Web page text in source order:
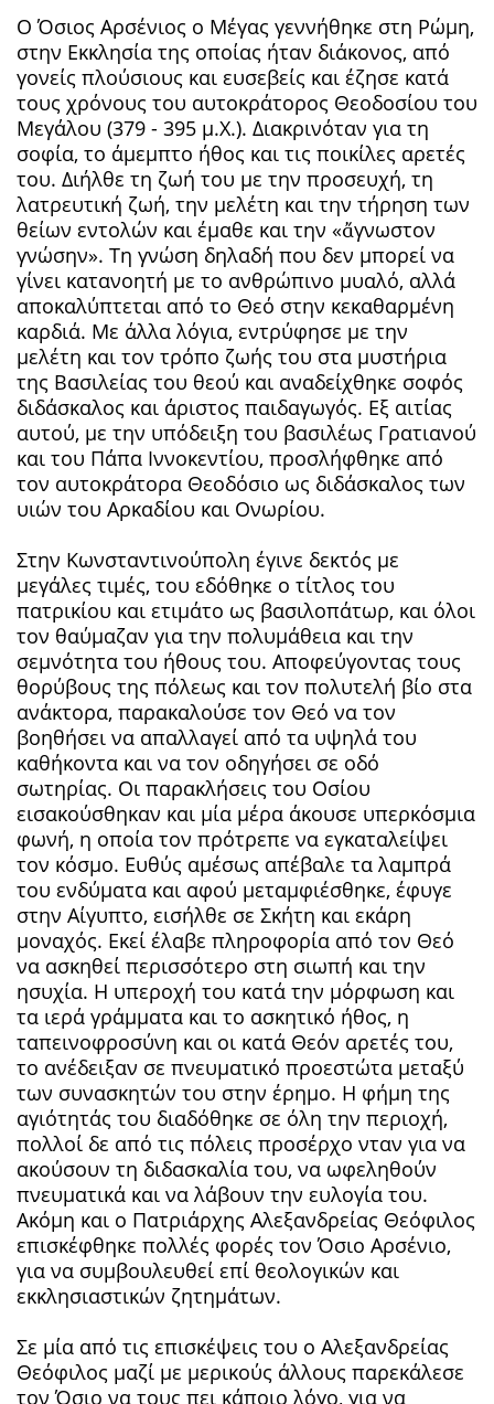
Ο Όσιος Αρσένιος ο Μέγας γεννήθηκε στη Ρώμη,
στην Εκκλησία της οποίας ήταν διάκονος, από
γονείς πλούσιους και ευσεβείς και έζησε κατά
τους χρόνους του αυτοκράτορος Θεοδοσίου του
Μεγάλου (379 - 395 μ.Χ.). Διακρινόταν για τη
σοφία, το άμεμπτο ήθος και τις ποικίλες αρετές
του. Διήλθε τη ζωή του με την προσευχή, τη
λατρευτική ζωή, την μελέτη και την τήρηση των
θείων εντολών και έμαθε και την «ἄγνωστον
γνώσην». Τη γνώση δηλαδή που δεν μπορεί να
γίνει κατανοητή με το ανθρώπινο μυαλό, αλλά
αποκαλύπτεται από το Θεό στην κεκαθαρμένη
καρδιά. Με άλλα λόγια, εντρύφησε με την
μελέτη και τον τρόπο ζωής του στα μυστήρια
της Βασιλείας του θεού και αναδείχθηκε σοφός
διδάσκαλος και άριστος παιδαγωγός. Εξ αιτίας
αυτού, με την υπόδειξη του βασιλέως Γρατιανού
και του Πάπα Ιννοκεντίου, προσλήφθηκε από
τον αυτοκράτορα Θεοδόσιο ως διδάσκαλος των
υιών του Αρκαδίου και Ονωρίου.
Στην Κωνσταντινούπολη έγινε δεκτός με
μεγάλες τιμές, του εδόθηκε ο τίτλος του
πατρικίου και ετιμάτο ως βασιλοπάτωρ, και όλοι
τον θαύμαζαν για την πολυμάθεια και την
σεμνότητα του ήθους του. Αποφεύγοντας τους
θορύβους της πόλεως και τον πολυτελή βίο στα
ανάκτορα, παρακαλούσε τον Θεό να τον
βοηθήσει να απαλλαγεί από τα υψηλά του
καθήκοντα και να τον οδηγήσει σε οδό
σωτηρίας. Οι παρακλήσεις του Οσίου
εισακούσθηκαν και μία μέρα άκουσε υπερκόσμια
φωνή, η οποία τον πρότρεπε να εγκαταλείψει
τον κόσμο. Ευθύς αμέσως απέβαλε τα λαμπρά
του ενδύματα και αφού μεταμφιέσθηκε, έφυγε
στην Αίγυπτο, εισήλθε σε Σκήτη και εκάρη
μοναχός. Εκεί έλαβε πληροφορία από τον Θεό
να ασκηθεί περισσότερο στη σιωπή και την
ησυχία. Η υπεροχή του κατά την μόρφωση και
τα ιερά γράμματα και το ασκητικό ήθος, η
ταπεινοφροσύνη και οι κατά Θεόν αρετές του,
το ανέδειξαν σε πνευματικό προεστώτα μεταξύ
των συνασκητών του στην έρημο. Η φήμη της
αγιότητάς του διαδόθηκε σε όλη την περιοχή,
πολλοί δε από τις πόλεις προσέρχο νταν για να
ακούσουν τη διδασκαλία του, να ωφεληθούν
πνευματικά και να λάβουν την ευλογία του.
Ακόμη και ο Πατριάρχης Αλεξανδρείας Θεόφιλος
επισκέφθηκε πολλές φορές τον Όσιο Αρσένιο,
για να συμβουλευθεί επί θεολογικών και
εκκλησιαστικών ζητημάτων.
Σε μία από τις επισκέψεις του ο Αλεξανδρείας
Θεόφιλος μαζί με μερικούς άλλους παρεκάλεσε
τον Όσιο να τους πει κάποιο λόγο, για να